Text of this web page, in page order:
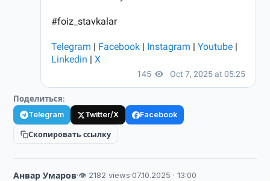
Поделиться:
Telegram Twitter/X Facebook
Скопировать ссылку
Анвар Умаров·👁 2182 views·07.10.2025 · 13:00